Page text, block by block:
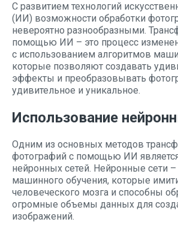
С развитием технологий
(ИИ) возможности обработки
невероятно разнообразными.
помощью ИИ – это процесс
с использованием алгоритмов
которые позволяют создавать
эффекты и преобразовывать
удивительное и уникальное.
Использование
Одним из основных методов
фотографий с помощью ИИ
нейронных сетей. Нейронные сети
машинного обучения, которые
человеческого мозга и способны
огромные объемы данных для
изображений.